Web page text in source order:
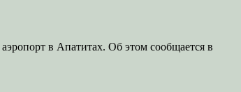
в Апатитах. Об этом сообщается в